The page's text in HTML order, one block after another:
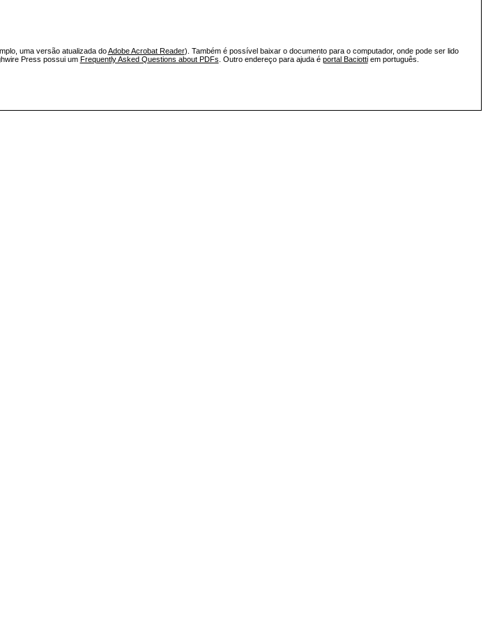
uma versão atualizada doAdobe Acrobat Reader). Também é possível baixar o documento para o computador, onde pode ser lido
Press possui um Frequently Asked Questions about PDFs . Outro endereço para ajuda é portal Baciottiem português.